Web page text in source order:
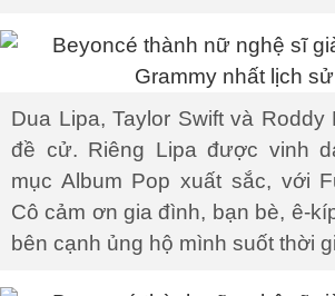
Dua Lipa, Taylor Swift và Roddy
đề cử. Riêng Lipa được vinh
mục Album Pop xuất sắc, với
Cô cảm ơn gia đình, bạn bè, ê-
bên cạnh ủng hộ mình suốt thời